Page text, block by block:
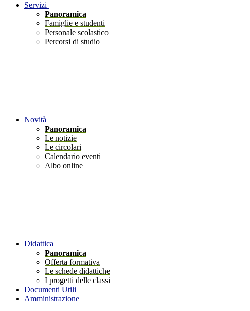
Servizi
Panoramica
Famiglie e studenti
Personale scolastico
Percorsi di studio
Novità
Panoramica
Le notizie
Le circolari
Calendario eventi
Albo online
Didattica
Panoramica
Offerta formativa
Le schede didattiche
I progetti delle classi
Documenti Utili
Amministrazione